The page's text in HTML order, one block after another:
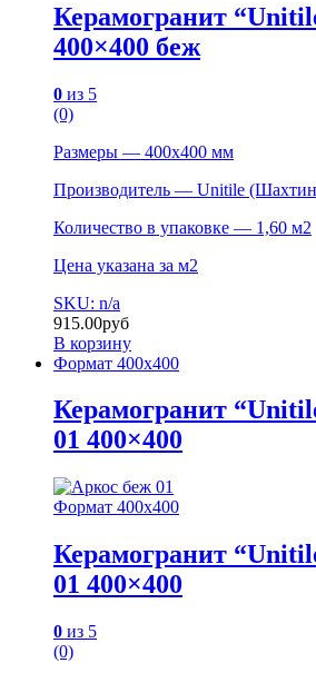
Керамогранит
400×400 беж
0 из 5
(0)
Размеры — 400х400 мм
Производитель — Unitile
Количество в упаковке — 1,60 м2
Цена указана за м2
SKU: n/a
915.00руб
В корзину
Формат 400х400
Керамогранит
01 400×400
Формат 400х400
Керамогранит
01 400×400
0 из 5
(0)